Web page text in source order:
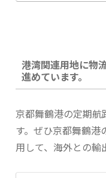
港湾関連用地に物
進めています。
京都舞鶴港の定期航
す。ぜひ京都舞鶴港
用して、海外との輸